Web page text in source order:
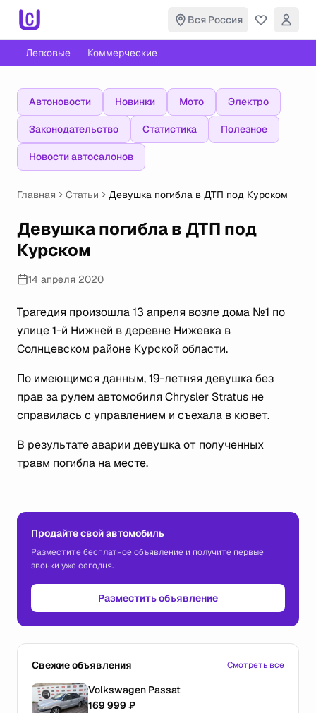
Вся Россия
Легковые Коммерческие
Автоновости Новинки Мото Электро
Законодательство Статистика Полезное
Новости автосалонов
Главная Статьи Девушка погибла в ДТП под Курском
Девушка погибла в ДТП под
Курском
14 апреля 2020
Трагедия произошла 13 апреля возле дома №1 по
улице 1-й Нижней в деревне Нижевка в
Солнцевском районе Курской области.
По имеющимся данным, 19-летняя девушка без
прав за рулем автомобиля Chrysler Stratus не
справилась с управлением и съехала в кювет.
В результате аварии девушка от полученных
травм погибла на месте.
Продайте свой автомобиль
Разместите бесплатное объявление и получите первые
звонки уже сегодня.
Разместить объявление
Свежие объявления Смотреть все
Volkswagen Passat
169 999 ₽